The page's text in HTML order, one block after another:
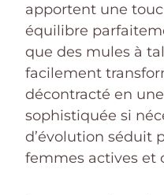
apportent une
équilibre
que des mules à
facilement
décontracté en
sophistiquée si
d’évolution séduit
femmes actives et